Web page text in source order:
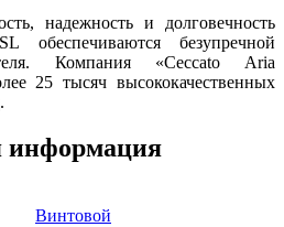
надежность и долговечность
обеспечиваются безупречной
Компания «Ceccato Aria
25 тысяч высококачественных
информация
Винтовой